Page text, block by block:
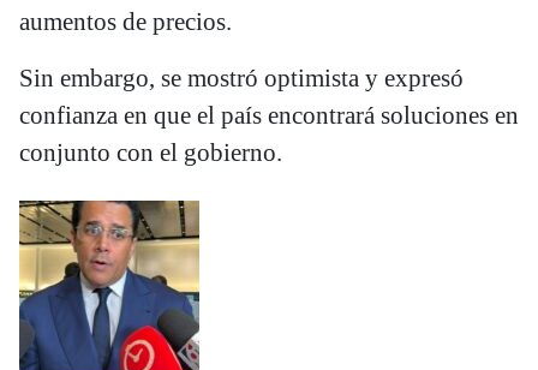
aumentos de precios.
Sin embargo, se mostró optimista y expresó
confianza en que el país encontrará soluciones en
conjunto con el gobierno.